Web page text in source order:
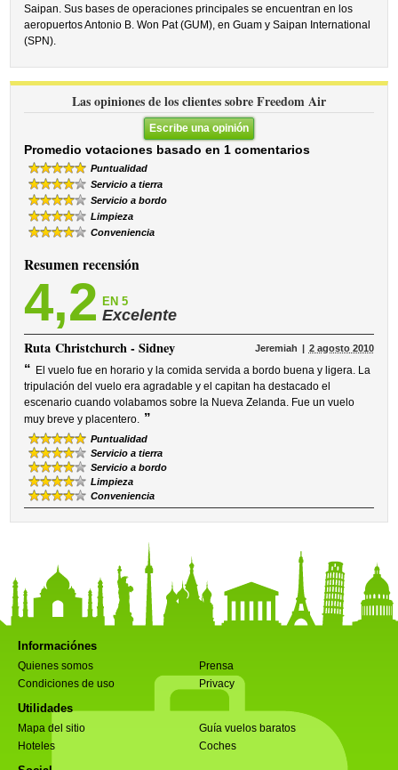
Saipan. Sus bases de operaciones principales se encuentran en los
aeropuertos Antonio B. Won Pat (GUM), en Guam y Saipan International
(SPN).
Las opiniones de los clientes sobre Freedom Air
Escribe una opinión
Promedio votaciones basado en 1 comentarios
Puntualidad
Servicio a tierra
Servicio a bordo
Limpieza
Conveniencia
Resumen recensión
4,2 EN 5
Excelente
RutaChristchurch - Sidney Jeremiah 2 agosto 2010
“ El vuelo fue en horario y la comida servida a bordo buena y ligera. La
tripulación del vuelo era agradable y el capitan ha destacado el
escenario cuando volabamos sobre la Nueva Zelanda. Fue un vuelo
muy breve y placentero. ”
Puntualidad
Servicio a tierra
Servicio a bordo
Limpieza
Conveniencia
Informaciónes
Quienes somos
Prensa
Condiciones de uso
Privacy
Utilidades
Mapa del sitio
Guía vuelos baratos
Hoteles
Coches